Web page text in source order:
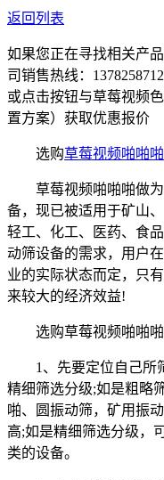
返回列表
如果您正在寻找相关产
司销售热线：
或点击按钮与草莓视频
置方案） 获取优惠报价
选购草莓视频啪啪啪
草莓视频啪啪啪做为
备，现已被适用于矿山
轻工、化工、医药、食
动筛设备的需求，用户
业的实际状态而定，只
来较大的经济效益!
选购草莓视频啪啪啪
1、先要定位自己所
精细筛选分级;如是粗略
啪、圆振动筛，矿用振
高;如是精细筛选分级，
类的设备。